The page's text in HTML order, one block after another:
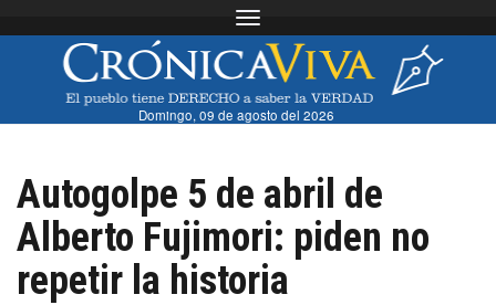
Toggle navigation
Domingo, 09 de agosto del 2026
Autogolpe 5 de abril de
Alberto Fujimori: piden no
repetir la historia